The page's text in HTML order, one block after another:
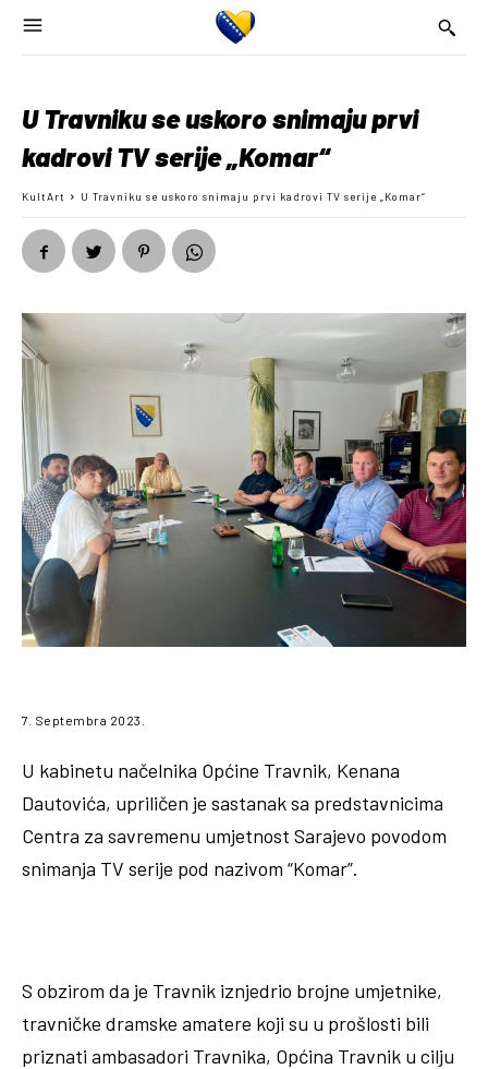
U Travniku se uskoro snimaju prvi
kadrovi TV serije „Komar“
KultArt U Travniku se uskoro snimaju prvi kadrovi TV serije „Komar“
7. Septembra 2023.
U kabinetu načelnika Općine Travnik, Kenana
Dautovića, upriličen je sastanak sa predstavnicima
Centra za savremenu umjetnost Sarajevo povodom
snimanja TV serije pod nazivom “Komar”.
S obzirom da je Travnik iznjedrio brojne umjetnike,
travničke dramske amatere koji su u prošlosti bili
priznati ambasadori Travnika, Općina Travnik u cilju